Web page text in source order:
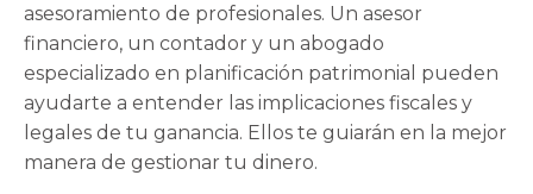
asesoramiento de profesionales. Un asesor
financiero, un contador y un abogado
especializado en planificación patrimonial pueden
ayudarte a entender las implicaciones fiscales y
legales de tu ganancia. Ellos te guiarán en la mejor
manera de gestionar tu dinero.